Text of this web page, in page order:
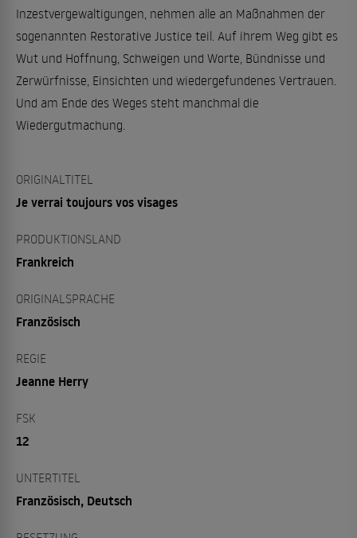
Inzestvergewaltigungen, nehmen alle an Maßnahmen der
sogenannten Restorative Justice teil. Auf ihrem Weg gibt es
Wut und Hoffnung, Schweigen und Worte, Bündnisse und
Zerwürfnisse, Einsichten und wiedergefundenes Vertrauen.
Und am Ende des Weges steht manchmal die
Wiedergutmachung.
ORIGINALTITEL
Je verrai toujours vos visages
PRODUKTIONSLAND
Frankreich
ORIGINALSPRACHE
Französisch
REGIE
Jeanne Herry
FSK
12
UNTERTITEL
Französisch, Deutsch